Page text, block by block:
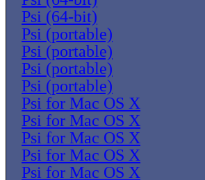
Psi (64-bit)
Psi (portable)
Psi (portable)
Psi (portable)
Psi (portable)
Psi for Mac OS X
Psi for Mac OS X
Psi for Mac OS X
Psi for Mac OS X
Psi for Mac OS X